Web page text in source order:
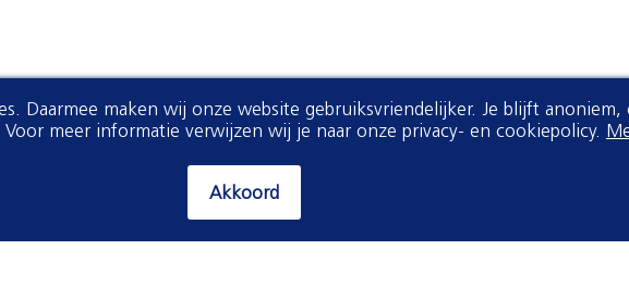
Daarmee maken wij onze website gebruiksvriendelijker. Je blijft
meer informatie verwijzen wij je naar onze privacy- en cookiepolicy.
Akkoord